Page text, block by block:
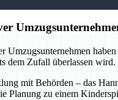
dem Zufall überlassen wird.
mit Behörden – das
Planung zu einem